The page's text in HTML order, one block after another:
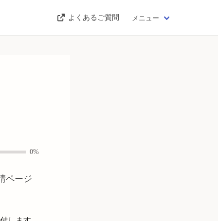
よくあるご質問 メニュー
0%
ページ